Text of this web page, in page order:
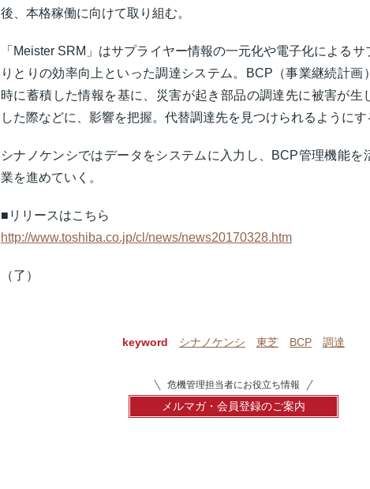
後、本格稼働に向けて取り組む。
「Meister SRM」はサプライヤー情報の一元化や電子化による
りとりの効率向上といった調達システム。BCP（事業継続計画
時に蓄積した情報を基に、災害が起き部品の調達先に被害が生
した際などに、影響を把握。代替調達先を見つけられるようにす
シナノケンシではデータをシステムに入力し、BCP管理機能を
業を進めていく。
■リリースはこちら
http://www.toshiba.co.jp/cl/news/news20170328.htm
（了）
keyword シナノケンシ 東芝 BCP 調達
危機管理担当者にお役立ち情報
メルマガ・会員登録のご案内